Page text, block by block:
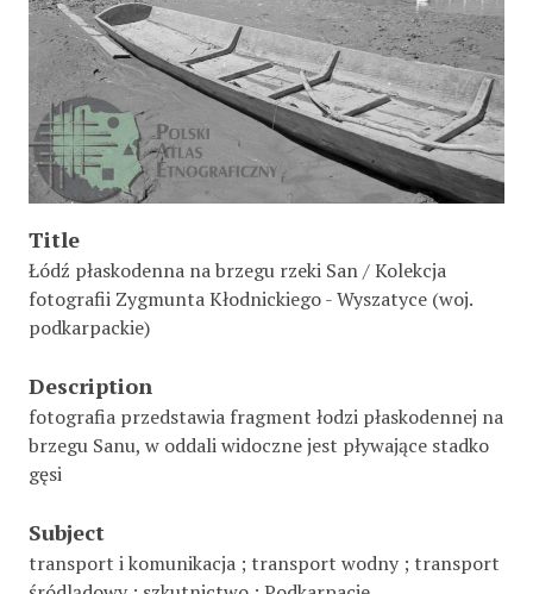
Title
Łódź płaskodenna na brzegu rzeki San / Kolekcja
fotografii Zygmunta Kłodnickiego - Wyszatyce (woj.
podkarpackie)
Description
fotografia przedstawia fragment łodzi płaskodennej na
brzegu Sanu, w oddali widoczne jest pływające stadko
gęsi
Subject
transport i komunikacja ; transport wodny ; transport